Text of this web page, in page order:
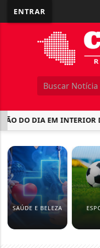
ENTRAR
DO DIA EM INTERIOR
SAÚDE E BELEZA